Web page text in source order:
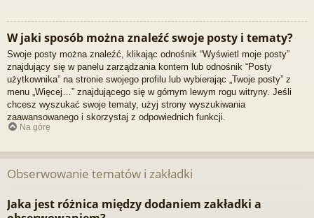
W jaki sposób można znaleźć swoje posty i tematy?
Swoje posty można znaleźć, klikając odnośnik “Wyświetl moje posty”
znajdujący się w panelu zarządzania kontem lub odnośnik “Posty
użytkownika” na stronie swojego profilu lub wybierając „Twoje posty” z
menu „Więcej…” znajdującego się w górnym lewym rogu witryny. Jeśli
chcesz wyszukać swoje tematy, użyj strony wyszukiwania
zaawansowanego i skorzystaj z odpowiednich funkcji.
Na górę
Obserwowanie tematów i zakładki
Jaka jest różnica między dodaniem zakładki a